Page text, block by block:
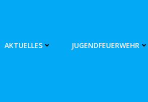
AKTUELLES JUGENDFEUERWEHR